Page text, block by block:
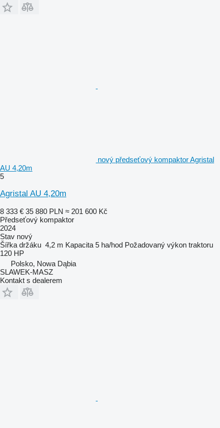
nový předseťový kompaktor Agristal
AU 4,20m
5
Agristal AU 4,20m
8 333 € 35 880 PLN ≈ 201 600 Kč
Předseťový kompaktor
2024
Stav nový
Šířka držáku 4,2 m Kapacita 5 ha/hod Požadovaný výkon traktoru
120 HP
Polsko, Nowa Dąbia
SLAWEK-MASZ
Kontakt s dealerem